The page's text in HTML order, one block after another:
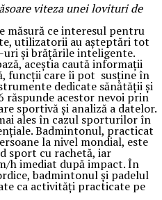
viteza unei lovituri de
măsură ce interesul pentru
utilizatorii au așteptări tot
uri și brățările inteligente.
aceștia caută informații
funcții care îi pot susține în
dedicate sănătății și
răspunde acestor nevoi prin
sportivă și analiză a datelor.
ales în cazul sporturilor în
Badmintonul, practicat
la nivel mondial, este
sport cu rachetă, iar
h imediat după impact. În
badmintonul și padelul
ca activități practicate pe